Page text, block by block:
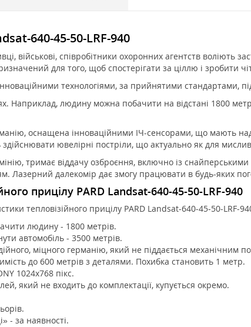
640-45-50-LRF-940
військові, співробітники охоронних агентств воліють
для того, щоб спостерігати за ціллю і зробити
технологіями, за прийнятими стандартами,
Наприклад, людину можна побачити на відстані 1800
оснащена інноваційними ІЧ-сенсорами, що мають
ювелірні постріли, що актуально як для
тримає віддачу озброєння, включно із
Лазерний далекомір дає змогу працювати в будь-яких
прицілу PARD Landsat-640-45-50-LRF-940
тепловізійного прицілу PARD Landsat-640-45-50-LRF-
людину - 1800 метрів.
автомобіль - 3500 метрів.
міцного германію, який не піддається механічним
до 600 метрів з деталями. Похибка становить 1 метр.
1024x768 пікс.
який не входить до комплектації, купується окремо.
- за наявності.